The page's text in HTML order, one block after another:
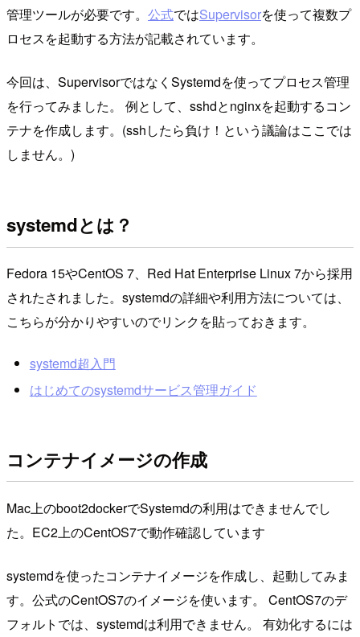
管理ツールが必要です。 公式ではSupervisorを使って複数プ
ロセスを起動する方法が記載されています。
今回は、SupervisorではなくSystemdを使ってプロセス管理
を行ってみました。 例として、sshdとnginxを起動するコン
テナを作成します。(sshしたら負け！という議論はここでは
しません。)
systemdとは？
Fedora 15やCentOS 7、Red Hat Enterprise Linux 7から採用
されたされました。systemdの詳細や利用方法については、
こちらが分かりやすいのでリンクを貼っておきます。
systemd超入門
はじめてのsystemdサービス管理ガイド
コンテナイメージの作成
Mac上のboot2dockerでSystemdの利用はできませんでし
た。EC2上のCentOS7で動作確認しています
systemdを使ったコンテナイメージを作成し、起動してみま
す。公式のCentOS7のイメージを使います。 CentOS7のデ
フォルトでは、systemdは利用できません。 有効化するには